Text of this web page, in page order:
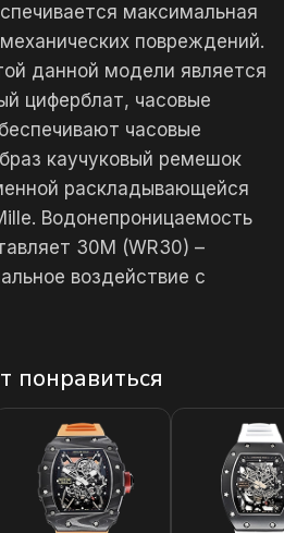
максимальная
повреждений.
данной модели является
циферблат, часовые
часовые
каучуковый ремешок
раскладывающейся
Водонепроницаемость
30М (WR30) –
воздействие с
понравиться